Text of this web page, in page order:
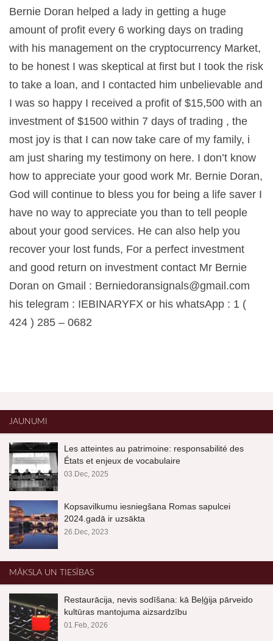
Bernie Doran helped a lady in getting a huge
amount of profit every 6 working days on trading
with his management on the cryptocurrency Market,
to be honest I was skeptical at first but I took the risk
to take a loan, and I contacted him unbelievable and
I was so happy I received a profit of $15,500 with an
investment of $1500 within 7 days of trading , the
most joy is that I can now take care of my family, i
am just sharing my testimony on here. I don’t know
how to appreciate your good work Mr. Bernie Doran,
God will continue to bless you for being a life saver I
have no way to appreciate you than to tell people
about your good services. He can also help you
recover your lost funds, For a perfect investment
and good return on investment contact Mr Bernie
Doran on Gmail : Berniedoransignals@gmail.com
his telegram : IEBINARYFX or his whatsApp : 1 (
424 ) 285 – 0682
JAUNUMI
Les atteintes au patrimoine: responsabilité des
États et enjeux de vocabulaire
03.Dec, 2025
Kopsavilkumu iesniegšana Romas sapulcei
2024.gadā ir uzsākta
26.Dec, 2023
MĀKSLA UN TIESĪBAS
Restaurācija, nevis sodīšana: kā Beļģija pārveido
kultūras mantojuma aizsardzību
01.Feb, 2026